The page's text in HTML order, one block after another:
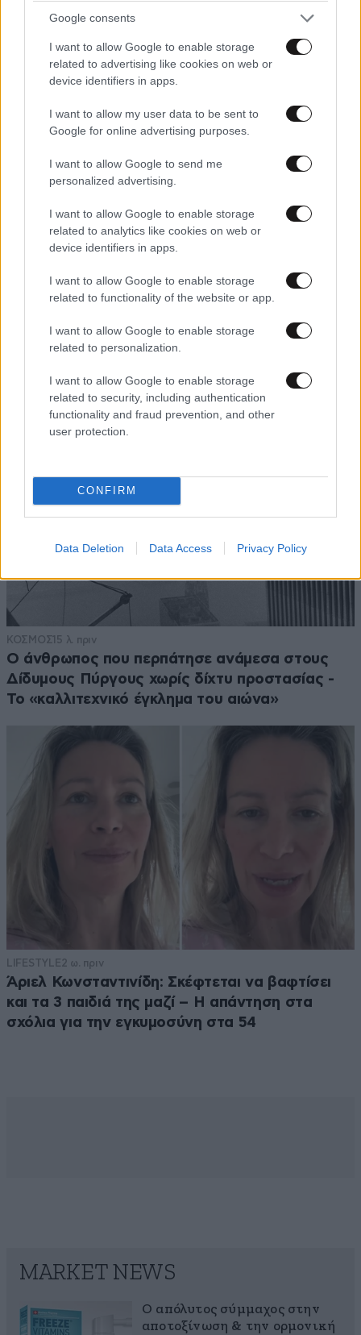
Google consents
I want to allow Google to enable storage
related to advertising like cookies on web or
device identifiers in apps.
I want to allow my user data to be sent to
Google for online advertising purposes.
I want to allow Google to send me
personalized advertising.
I want to allow Google to enable storage
related to analytics like cookies on web or
device identifiers in apps.
I want to allow Google to enable storage
related to functionality of the website or app.
I want to allow Google to enable storage
related to personalization.
I want to allow Google to enable storage
related to security, including authentication
functionality and fraud prevention, and other
user protection.
CONFIRM
Data Deletion Data Access Privacy Policy
«Έσκασε τώρα όλη η κούραση» – Το απρόοπτο
ΚΟΣΜΟΣ2 ω. πριν
Σύγκρουση στον ΟΗΕ: Εννέα κράτη λένε «όχι»
στη Ρωσία για τα Ποινικά Δικαστήρια –
Ανάμεσά τους και η Ελλάδα
ΚΟΣΜΟΣ15 λ. πριν
Ο άνθρωπος που περπάτησε ανάμεσα στους
Δίδυμους Πύργους χωρίς δίχτυ προστασίας -
Το «καλλιτεχνικό έγκλημα του αιώνα»
LIFESTYLE2 ω. πριν
Άριελ Κωνσταντινίδη: Σκέφτεται να βαφτίσει
και τα 3 παιδιά της μαζί – Η απάντηση στα
σχόλια για την εγκυμοσύνη στα 54
MARKET NEWS
Ο απόλυτος σύμμαχος στην
αποτοξίνωση & την ορμονική